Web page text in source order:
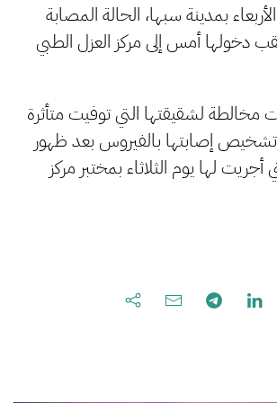
بمدينة سبها، الحالة المصابة
دخولها أمس إلى مركز العزل الطبي
مخالطة لشقيقتها التي توفيت متأثرة
إصابتها بالفيروس بعد ظهور
أجريت لها يوم الثلاثاء بمختبر مركز